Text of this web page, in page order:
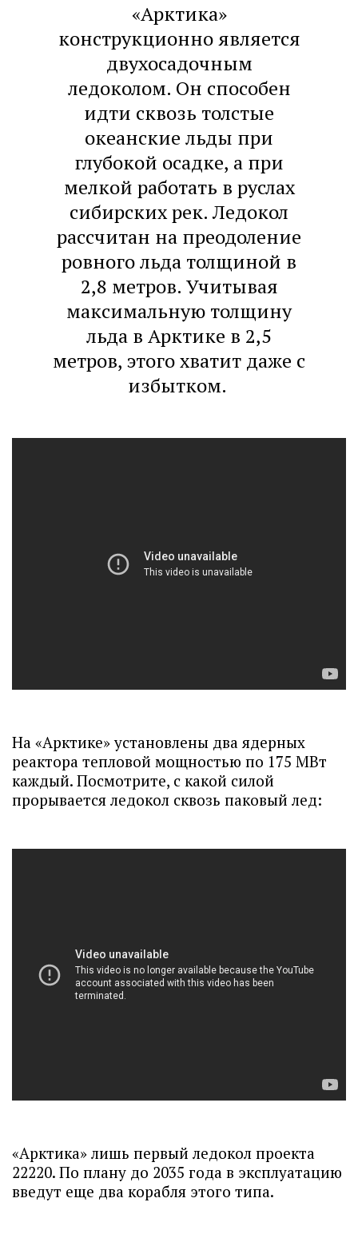
«Арктика»
конструкционно является
двухосадочным
ледоколом. Он способен
идти сквозь толстые
океанские льды при
глубокой осадке, а при
мелкой работать в руслах
сибирских рек. Ледокол
рассчитан на преодоление
ровного льда толщиной в
2,8 метров. Учитывая
максимальную толщину
льда в Арктике в 2,5
метров, этого хватит даже с
избытком.
На «Арктике» установлены два ядерных
реактора тепловой мощностью по 175 МВт
каждый. Посмотрите, с какой силой
прорывается ледокол сквозь паковый лед:
«Арктика» лишь первый ледокол проекта
22220. По плану до 2035 года в эксплуатацию
введут еще два корабля этого типа.